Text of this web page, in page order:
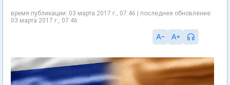
время публикации: 03 марта 2017 г., 07:46 | последнее обновление:
03 марта 2017 г., 07:46